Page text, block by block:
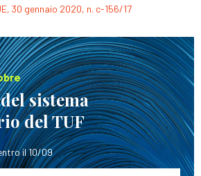
30 gennaio 2020, n. c-156/17
sistema
del TUF
il 10/09